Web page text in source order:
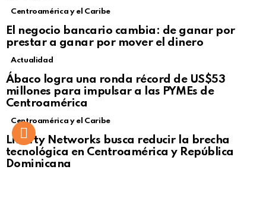
Centroamérica y el Caribe
El negocio bancario cambia: de ganar por
prestar a ganar por mover el dinero
Not Safe For Work
Click to view this post
Actualidad
Ábaco logra una ronda récord de US$53
millones para impulsar a las PYMEs de
Centroamérica
Centroamérica y el Caribe
Liberty Networks busca reducir la brecha
tecnológica en Centroamérica y República
Dominicana